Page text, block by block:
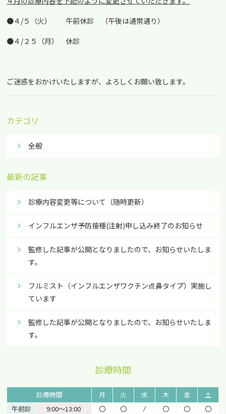
●４/５（火） 午前休診 （午後は通常通り）
●４/２５（月） 休診
ご迷惑をおかけいたしますが、よろしくお願い致します。
カテゴリ
全般
最新の記事
診療内容変更等について（随時更新）
インフルエンザ予防接種(注射)申し込み終了のお知らせ
監修した記事が公開となりましたので、お知らせいたしま
す。
フルミスト（インフルエンザワクチン点鼻タイプ）実施し
ています
監修した記事が公開となりましたので、お知らせいたしま
す。
診療時間
診療時間 月 火 水 木 金
土
午前診
9:00〜13:00 〇 〇 ⁄ 〇 〇
〇